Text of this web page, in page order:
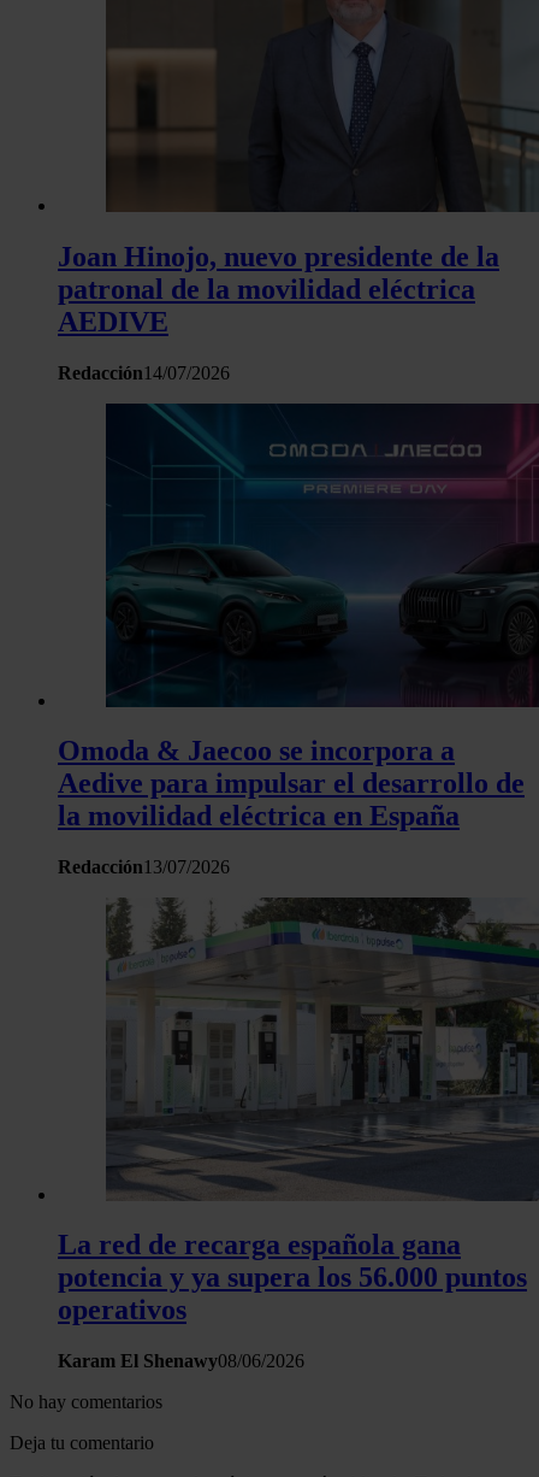
Joan Hinojo, nuevo presidente de la
patronal de la movilidad eléctrica
AEDIVE
Redacción14/07/2026
Omoda & Jaecoo se incorpora a
Aedive para impulsar el desarrollo de
la movilidad eléctrica en España
Redacción13/07/2026
La red de recarga española gana
potencia y ya supera los 56.000 puntos
operativos
Karam El Shenawy08/06/2026
No hay comentarios
Deja tu comentario